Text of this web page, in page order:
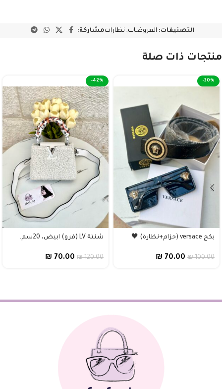
التصنيفات: العروضات, نظاراتمشاركة:
منتجات ذات صلة
-30%
بكج versace (حزام+نظارة) 🖤
₪100.00
₪ 70.00
-42%
شنتة LV (فرو) ابيض، 20سم.
₪120.00
₪ 70.00